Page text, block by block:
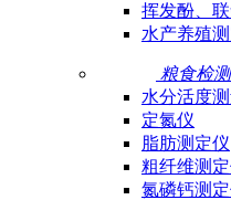
挥发酚、
水产养殖
粮食检
水分活度
定氮仪
脂肪测定仪
粗纤维测
氮磷钙测